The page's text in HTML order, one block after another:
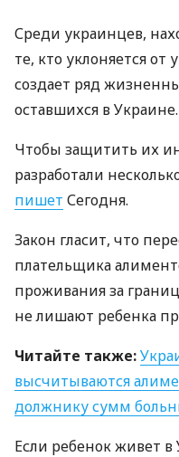
Среди украинцев,
те, кто уклоняется
создает ряд
оставшихся в Украине.
Чтобы защитить их
разработали
пишет Сегодня.
Закон гласит, что
плательщика
проживания за
не лишают ребенка
Читайте также:
высчитываются
должнику сумм
Если ребенок живет в